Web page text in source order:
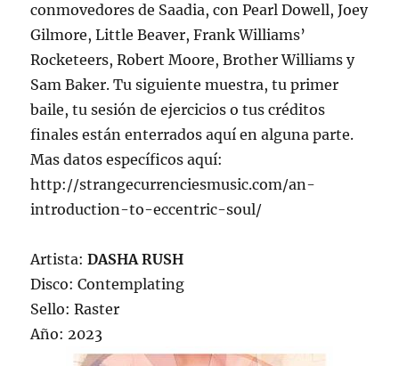
conmovedores de Saadia, con Pearl Dowell, Joey
Gilmore, Little Beaver, Frank Williams’
Rocketeers, Robert Moore, Brother Williams y
Sam Baker. Tu siguiente muestra, tu primer
baile, tu sesión de ejercicios o tus créditos
finales están enterrados aquí en alguna parte.
Mas datos específicos aquí:
http://strangecurrenciesmusic.com/an-
introduction-to-eccentric-soul/
Artista:DASHA RUSH
Disco: Contemplating
Sello: Raster
Año: 2023